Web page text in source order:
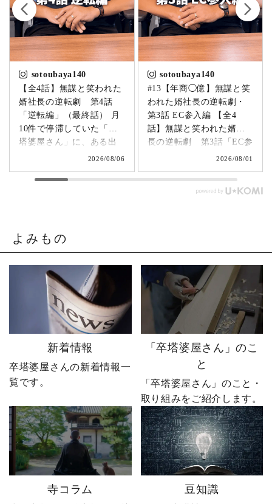
sotoubaya140
【全4話】無謀と笑われた
婿社長の逆転劇 第4話
「逆転編」（最終話） 月
10件で停滞していた「卒
塔婆屋さん」に、ある出
来事が起こります。▶
まじゃまずい。」 そう痛
発動します。 来る日も来
も予想しなかった結果で
した。 無謀だと笑われた
婿社長の逆転劇、ついに
完結です。 あなたなら、
人生で一番大きな挑戦は
何ですか？ぜひコメント
で教えてください！ 「い
いね」「保存」「フォロ
ー」も励みになります。
ーーーーーー 創業明治15
年｜卒塔婆専門メーカー
東京・日の出町を拠点
に、全国6,000以上のお寺
とお取引する、 お寺のこ
とを知り尽くした“卒塔婆
屋”です。 卒塔婆に関する
2026/08/06
sotoubaya140
#13【年商◯億】無謀と笑
われた婿社長の逆転劇・
第3話 EC参入編 【全4
話】無謀と笑われた婿社
長の逆転劇 第3話「EC参
たやじ社長が下した決断
とは。▶ @sotoubaya140
いたそうです。 それで
も、ダメ元で始めた初め
てのネットショップ運
たサイトに待っていたの
は、想像以上の結果でし
た。 そして、その後やじ
社長の運命を大きく変え
る出来事が起こります。
続きは第4話「逆転編」。
ぜひ最後までご覧いただ
き、感想をコメントで教
えてください！ 「いい
ね」「保存」「フォロ
ー」も励みになります。
ーーーーーーーーーーー
ーーーーーー 創業明治15
2026/08/01
よみもの
新着情報
卒塔婆屋さんの新着情報一
覧です。
「卒塔婆屋さん」のこ
と
「卒塔婆屋さん」のこと・
取り組みをご紹介します。
寺コラム 豆知識